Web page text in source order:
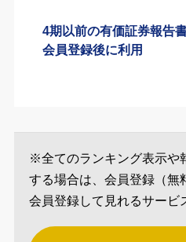
4期以前の有価証券報告
会員登録後に利用
※全てのランキング表示や
する場合は、会員登録（無
会員登録して見れるサービ